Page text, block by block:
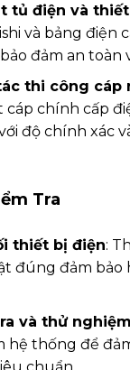
tủ điện và
và bảng điện
đảm an toàn
thi công cáp
cáp chính cấp
độ chính xác
Tra
thiết bị điện:
đúng đảm bảo
và thử nghiệm
hệ thống để